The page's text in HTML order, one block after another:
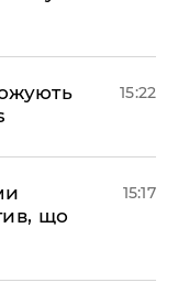
15:22
що
15:17